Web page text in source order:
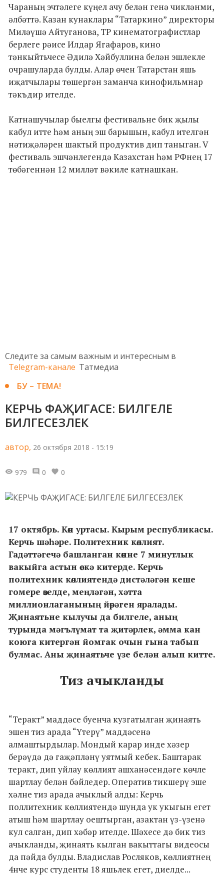
Чараның эчтәлеге күңел ачу белән генә чикләнми,
әлбәттә. Казан кунаклары “Татаркино” директоры
Миләүшә Айтуганова, ТР кинематографистлар
берлеге рәисе Илдар Ягафаров, кино
тәнкыйтьчесе Әдилә Хәйбуллина белән эшлекле
очрашуларда булды. Алар өчен Татарстан яшь
иҗатчылары төшергән заманча кинофильмнар
тәкъдир ителде.
Катнашучылар быелгы фестивальне бик җылы
кабул итте һәм аның эш барышын, кабул ителгән
нәтиҗәләрен шактый продуктив дип таныган. V
фестиваль эшчәнлегендә Казахстан һәм РФнең 17
төбәгеннән 12 милләт вәкиле катнашкан.
Следите за самым важным и интересным в
Telegram-канале Татмедиа
БУ – ТЕМА!
КЕРЧЬ ФАҖИГАСЕ: БИЛГЕЛЕ
БИЛГЕСЕЗЛЕК
автор, 26 октября 2018 - 15:19
979 0 0
17 октябрь. Көн уртасы. Кырым республикасы.
Керчь шәһәре. Политехник көллият.
Гадәттәгечә башланган көнне 7 минутлык
вакыйга астын өскә китерде. Керчь
политехник көллиятендә дистәләгән кеше
гомере өзелде, меңләгән, хәтта
миллионлаганының йөрәген яралады.
Җинаятьне кылучы да билгеле, аның
турында мәгълүмат та җитәрлек, әмма кан
коюга китергән йомгак очын гына табып
булмас. Аны җинаятьче үзе белән алып китте.
Тиз ачыкланды
“Теракт” маддәсе буенча кузгатылган җинаять
эшен тиз арада “Үтерү” маддәсенә
алмаштырдылар. Мондый карар инде хәзер
берәүдә дә гаҗәпләнү уятмый кебек. Баштарак
теракт, дип уйлау көллият ашханәсендәге көчле
шартлау белән бәйледер. Оператив тикшерү эше
хәлне тиз арада ачыклый алды: Керчь
поллитехник көллиятендә шунда ук укыгын егет
атыш һәм шартлау оештырган, азактан үз-үзенә
кул салган, дип хәбәр ителде. Шәхесе дә бик тиз
ачыкланды, җинаять кылган вакыттагы видеосы
да пәйда булды. Владислав Росляков, көллиятнең
4нче курс студенты 18 яшьлек егет, диелде...